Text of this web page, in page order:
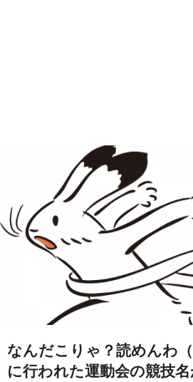
なんだこりゃ？読めんわ
に行われた運動会の競技